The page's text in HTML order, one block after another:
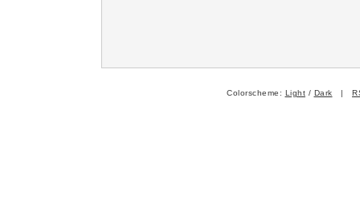
Colorscheme: Light / Dark |